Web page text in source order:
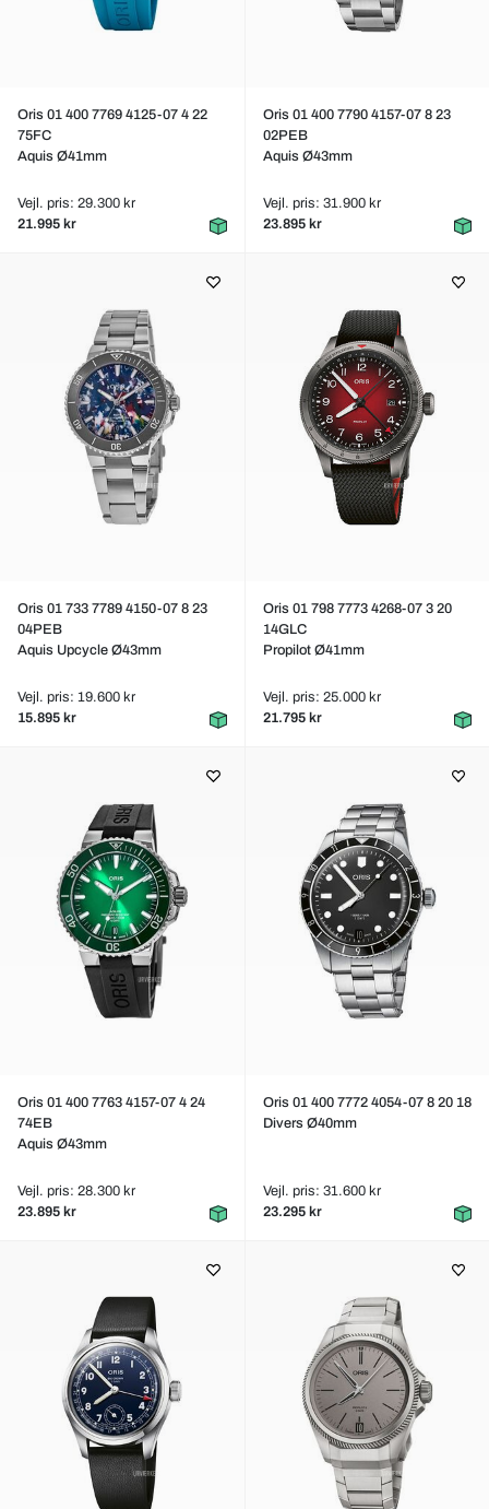
Oris 01 400 7769 4125-07 4 22
75FC
Aquis Ø41mm
Vejl. pris: 29.300 kr
21.995 kr
Oris 01 400 7790 4157-07 8 23
02PEB
Aquis Ø43mm
Vejl. pris: 31.900 kr
23.895 kr
Oris 01 733 7789 4150-07 8 23
04PEB
Aquis Upcycle Ø43mm
Vejl. pris: 19.600 kr
15.895 kr
Oris 01 798 7773 4268-07 3 20
14GLC
Propilot Ø41mm
Vejl. pris: 25.000 kr
21.795 kr
Oris 01 400 7763 4157-07 4 24
74EB
Aquis Ø43mm
Vejl. pris: 28.300 kr
23.895 kr
Oris 01 400 7772 4054-07 8 20 18
Divers Ø40mm
Vejl. pris: 31.600 kr
23.295 kr